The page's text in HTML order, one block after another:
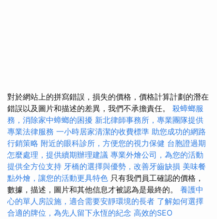
對於網站上的拼寫錯誤，損失的價格，價格計算計劃的潛在
錯誤以及圖片和描述的差異，我們不承擔責任。 殺蟑螂服
務，消除家中蟑螂的困擾 新北律師事務所，專業團隊提供
專業法律服務 一小時居家清潔的收費標準 助您成功的網路
行銷策略 附近的眼科診所，方便您的視力保健 台胞證過期
怎麼處理，提供續期辦理建議 專業外燴公司，為您的活動
提供全方位支持 牙橋的選擇與優勢，改善牙齒缺損 美味餐
點外燴，讓您的活動更具特色 只有我們員工確認的價格，
數據，描述，圖片和其他信息才被認為是最終的。 養護中
心的單人房設施，適合需要安靜環境的長者 了解如何選擇
合適的牌位，為先人留下永恆的紀念 高效的SEO